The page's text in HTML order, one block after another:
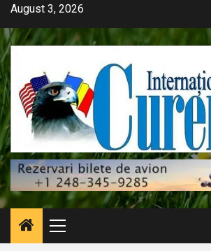
Skip
content
August 3, 2026
Primary
Menu